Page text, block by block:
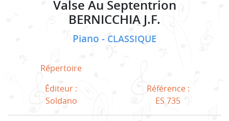
Valse Au Septentrion
BERNICCHIA J.F.
Piano CLASSIQUE
Répertoire
Éditeur :
Soldano
Référence :
ES 735